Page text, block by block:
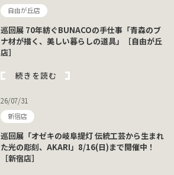
自由が丘店
巡回展 70年紡ぐBUNACOの手仕事「青森のブ
ナ材が描く、美しい暮らしの道具」［自由が丘
店］
続きを読む
26/07/31
新宿店
巡回展「オゼキの岐阜提灯 伝統工芸から生まれ
た光の彫刻、AKARI」8/16(日)まで開催中！
［新宿店］